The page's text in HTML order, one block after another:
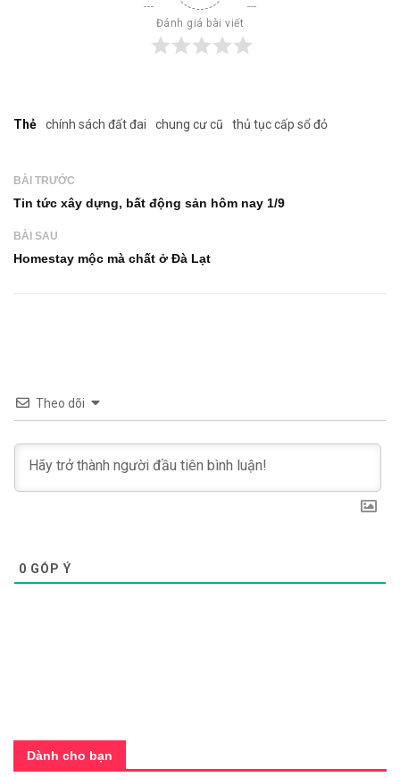
Đánh giá bài viết
Thẻ chính sách đất đai chung cư cũ thủ tục cấp sổ đỏ
BÀI TRƯỚC
Tin tức xây dựng, bất động sản hôm nay 1/9
BÀI SAU
Homestay mộc mà chất ở Đà Lạt
Theo dõi
0 GÓP Ý
Dành cho bạn